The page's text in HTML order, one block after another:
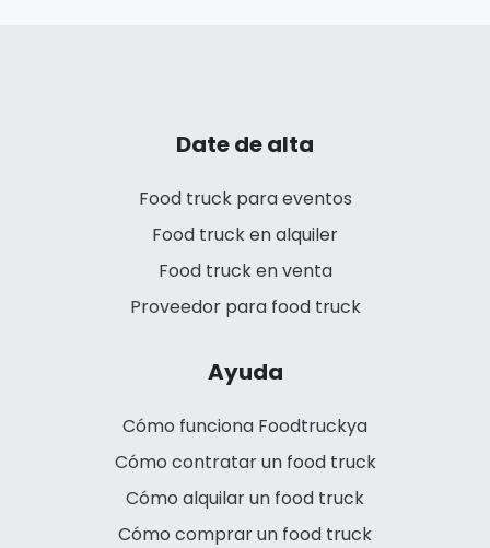
Date de alta
Food truck para eventos
Food truck en alquiler
Food truck en venta
Proveedor para food truck
Ayuda
Cómo funciona Foodtruckya
Cómo contratar un food truck
Cómo alquilar un food truck
Cómo comprar un food truck